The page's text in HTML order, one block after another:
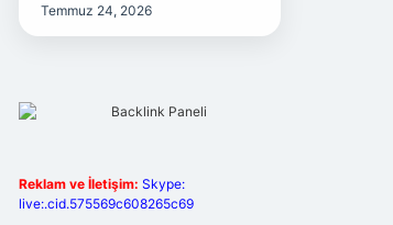
Temmuz 24, 2026
Reklam ve İletişim: Skype:
live:.cid.575569c608265c69